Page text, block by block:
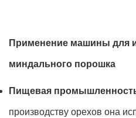
Применение машины для
миндального порошка
Пищевая
производству орехов она